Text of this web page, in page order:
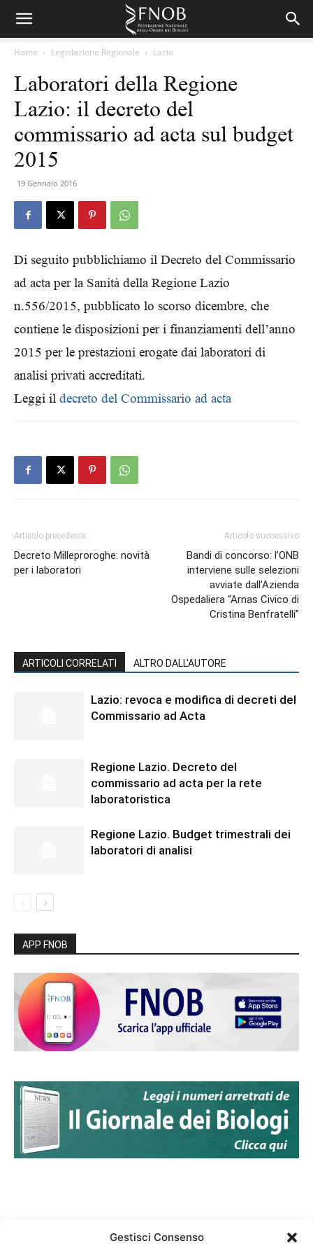
Gestisci Consenso
Home Legislazione Regionale Lazio
Laboratori della Regione
Lazio: il decreto del
commissario ad acta sul budget
2015
19 Gennaio 2016
Di seguito pubblichiamo il Decreto del Commissario
ad acta per la Sanità della Regione Lazio
n.556/2015, pubblicato lo scorso dicembre, che
contiene le disposizioni per i finanziamenti dell’anno
2015 per le prestazioni erogate dai laboratori di
analisi privati accreditati.
Leggi il decreto del Commissario ad acta
Articolo precedente
Decreto Milleproroghe: novità
per i laboratori
Articolo successivo
Bandi di concorso: l’ONB
interviene sulle selezioni
avviate dall’Azienda
Ospedaliera “Arnas Civico di
Cristina Benfratelli”
ARTICOLI CORRELATI ALTRO DALL'AUTORE
Lazio: revoca e modifica di decreti del
Commissario ad Acta
Regione Lazio. Decreto del
commissario ad acta per la rete
laboratoristica
Regione Lazio. Budget trimestrali dei
laboratori di analisi
APP FNOB